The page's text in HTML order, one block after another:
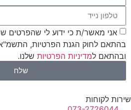
אני מאשר/ת כי ידוע לי שהפרטים
ובהתאם ל מדיניות הפרטיותשלנו.
שלח
לקוחות